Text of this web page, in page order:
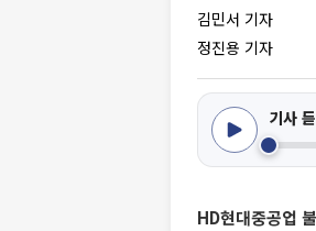
김민서 기자
정진용 기자
기사
HD현대중공업